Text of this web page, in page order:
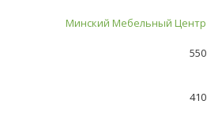
Минский Мебельный Центр
550
410